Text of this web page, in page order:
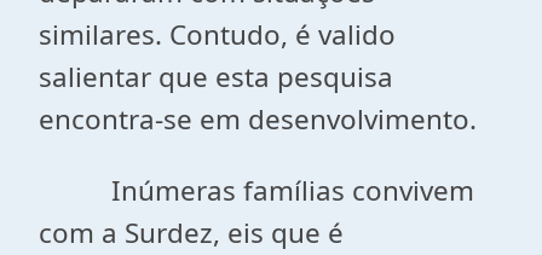
similares. Contudo, é valido
salientar que esta pesquisa
encontra-se em desenvolvimento.
Inúmeras famílias convivem
com a Surdez, eis que é